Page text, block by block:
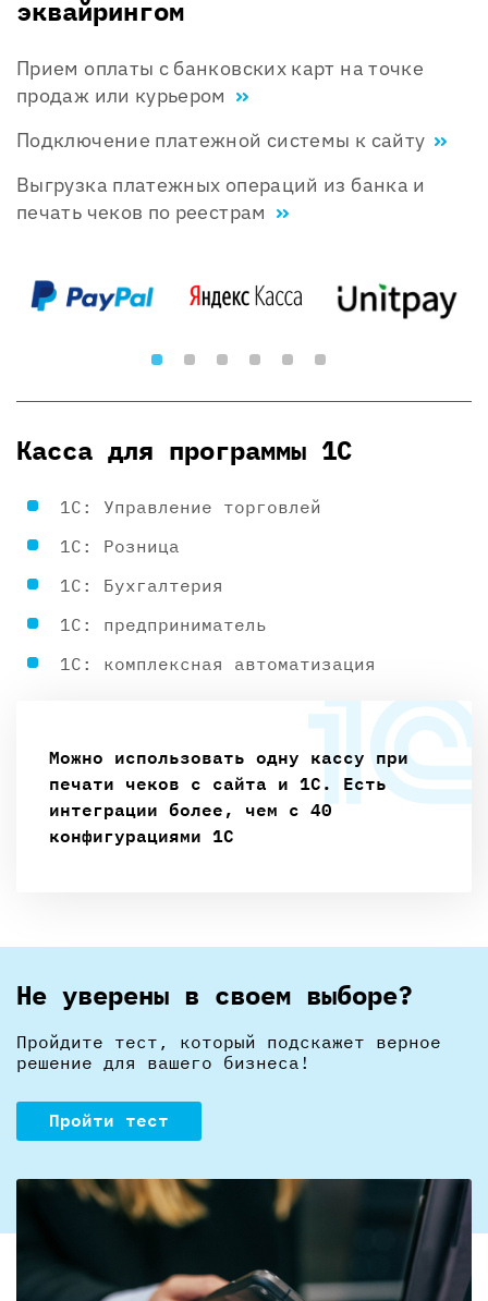
эквайрингом
Прием оплаты с банковских карт на точке
продаж или курьером
Подключение платежной системы к сайту
Выгрузка платежных операций из банка и
печать чеков по реестрам
Касса для программы 1С
1С: Управление торговлей
1С: Розница
1С: Бухгалтерия
1С: предприниматель
1С: комплексная автоматизация
Можно использовать одну кассу при
печати чеков с сайта и 1С. Есть
интеграции более, чем с 40
конфигурациями 1С
Не уверены в своем выборе?
Пройдите тест, который подскажет верное
решение для вашего бизнеса!
Пройти тест